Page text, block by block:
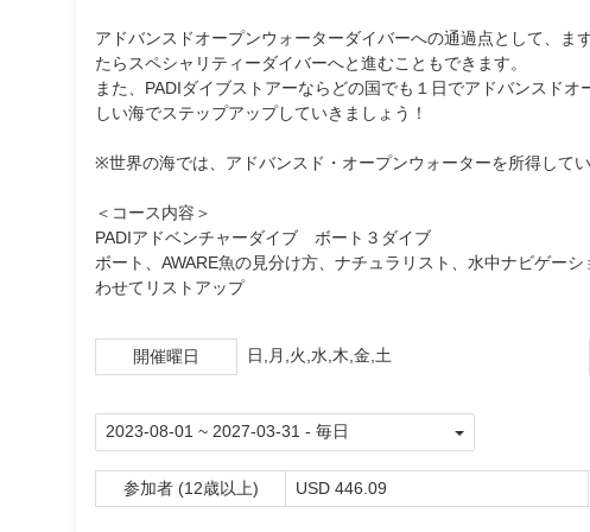
アドバンスドオープンウォーターダイバーへの通過点として、
たらスペシャリティーダイバーへと進むこともできます。
また、PADIダイブストアーならどの国でも１日でアドバンスド
しい海でステップアップしていきましょう！
※世界の海では、アドバンスド・オープンウォーターを所得して
＜コース内容＞
PADIアドベンチャーダイブ ボート３ダイブ
ボート、AWARE魚の見分け方、ナチュラリスト、水中ナビゲー
わせてリストアップ
開催曜日 日,月,火,水,木,金,土
参加者 (12歳以上) USD 446.09